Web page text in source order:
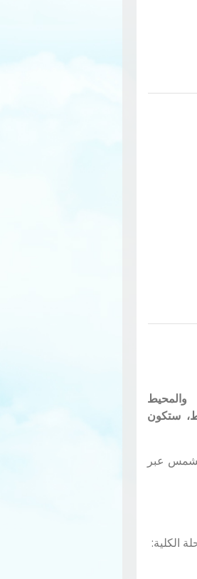
والمحيط
ستكون
عبر
الكلية: